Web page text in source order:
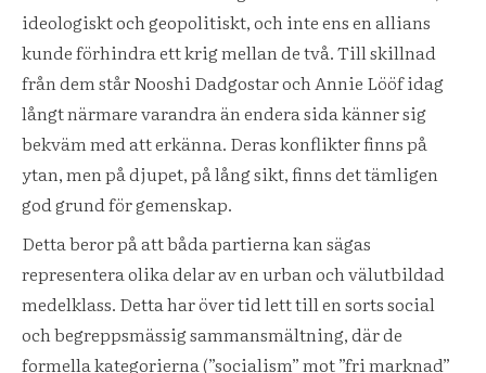
ideologiskt och geopolitiskt, och inte ens en allians
kunde förhindra ett krig mellan de två. Till skillnad
från dem står Nooshi Dadgostar och Annie Lööf idag
långt närmare varandra än endera sida känner sig
bekväm med att erkänna. Deras konflikter finns på
ytan, men på djupet, på lång sikt, finns det tämligen
god grund för gemenskap.
Detta beror på att båda partierna kan sägas
representera olika delar av en urban och välutbildad
medelklass. Detta har över tid lett till en sorts social
och begreppsmässig sammansmältning, där de
formella kategorierna (”socialism” mot ”fri marknad”